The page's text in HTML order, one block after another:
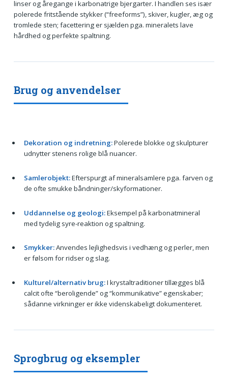
linser og åregange i karbonatrige bjergarter. I handlen ses især
polerede fritstående stykker (“freeforms”), skiver, kugler, æg og
tromlede sten; facettering er sjælden pga. mineralets lave
hårdhed og perfekte spaltning.
Brug og anvendelser
Dekoration og indretning:Polerede blokke og skulpturer
udnytter stenens rolige blå nuancer.
Samlerobjekt:Efterspurgt af mineralsamlere pga. farven og
de ofte smukke båndninger/skyformationer.
Uddannelse og geologi:Eksempel på karbonatmineral
med tydelig syre-reaktion og spaltning.
Smykker:Anvendes lejlighedsvis i vedhæng og perler, men
er følsom for ridser og slag.
Kulturel/alternativ brug:I krystaltraditioner tillægges blå
calcit ofte “beroligende” og “kommunikative” egenskaber;
sådanne virkninger er ikke videnskabeligt dokumenteret.
Sprogbrug og eksempler